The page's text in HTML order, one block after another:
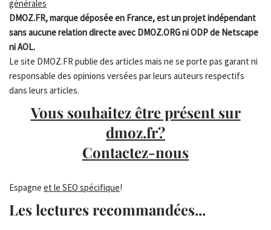
générales
DMOZ.FR, marque déposée en France, est un projet indépendant
sans aucune relation directe avec DMOZ.ORG ni ODP de Netscape
ni AOL.
Le site DMOZ.FR publie des articles mais ne se porte pas garant ni
responsable des opinions versées par leurs auteurs respectifs
dans leurs articles.
Vous souhaitez être présent sur
dmoz.fr?
Contactez-nous
Espagne et le SEO spécifique!
Les lectures recommandées...